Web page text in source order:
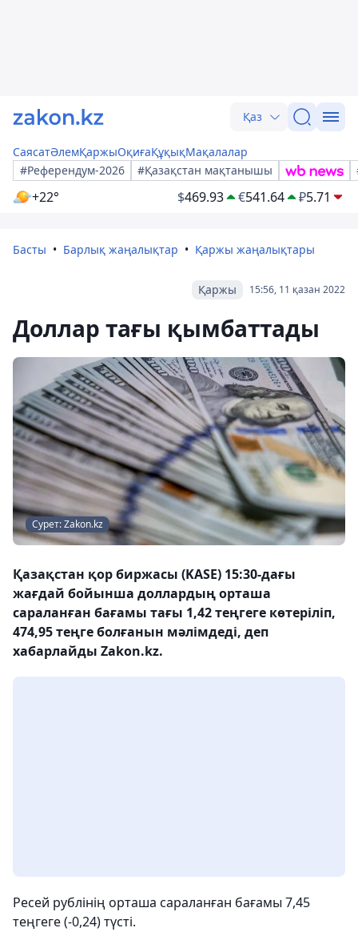
Қаз
СаясатӘлемҚаржыОқиғаҚұқықМақалалар
#Референдум-2026
#Қазақстан мақтанышы
+22° $469.93 €541.64 ₽5.71
Басты Барлық жаңалықтар Қаржы жаңалықтары
15:56, 11 қазан 2022
Қаржы
Доллар тағы қымбаттады
Сурет: Zakon.kz
Қазақстан қор биржасы (KASE) 15:30-дағы
жағдай бойынша доллардың орташа
сараланған бағамы тағы 1,42 теңгеге көтеріліп,
474,95 теңге болғанын мәлімдеді, деп
хабарлайды Zakon.kz.
Ресей рублінің орташа сараланған бағамы 7,45
теңгеге (-0,24) түсті.